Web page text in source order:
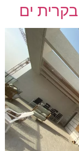
ים